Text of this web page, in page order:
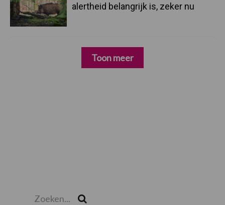
alertheid belangrijk is, zeker nu
Toon meer